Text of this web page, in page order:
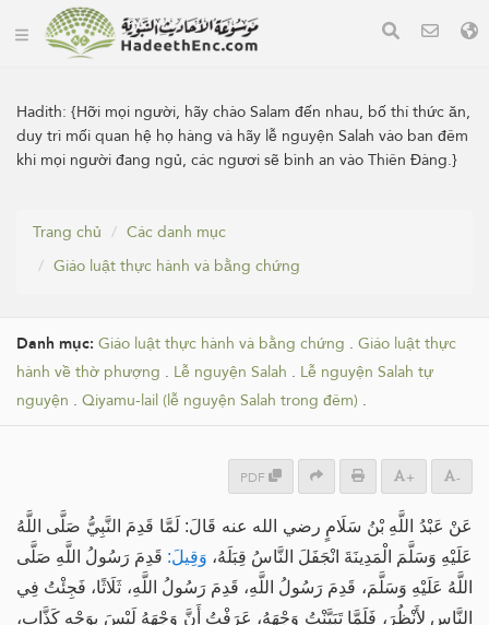
Hadith:{Hỡi mọi người, hãy chào Salam đến nhau, bố thí thức ăn,
duy trì mối quan hệ họ hàng và hãy lễ nguyện Salah vào ban đêm
khi mọi người đang ngủ, các ngươi sẽ bình an vào Thiên Đàng.}
Trang chủ
Các danh mục
Giáo luật thực hành và bằng chứng
Danh mục: Giáo luật thực hành và bằng chứng . Giáo luật thực
hành về thờ phượng . Lễ nguyện Salah . Lễ nguyện Salah tự
nguyện . Qiyamu-lail (lễ nguyện Salah trong đêm) .
PDF + -
عَنْ عَبْدُ اللَّهِ بْنُ سَلَامٍ رضي الله عنه قَالَ: لَمَّا قَدِمَ النَّبِيُّ صَلَّى اللَّهُ
عَلَيْهِ وَسَلَّمَ الْمَدِينَةَ انْجَفَلَ النَّاسُ قِبَلَهُ، وَقِيلَ: قَدِمَ رَسُولُ اللَّهِ صَلَّى
اللَّهُ عَلَيْهِ وَسَلَّمَ، قَدِمَ رَسُولُ اللَّهِ، قَدِمَ رَسُولُ اللَّهِ، ثَلَاثًا، فَجِئْتُ فِي
النَّاسِ لِأَنْظُرَ، فَلَمَّا تَبَيَّنْتُ وَجْهَهُ، عَرَفْتُ أَنَّ وَجْهَهُ لَيْسَ بِوَجْهِ كَذَّابٍ،